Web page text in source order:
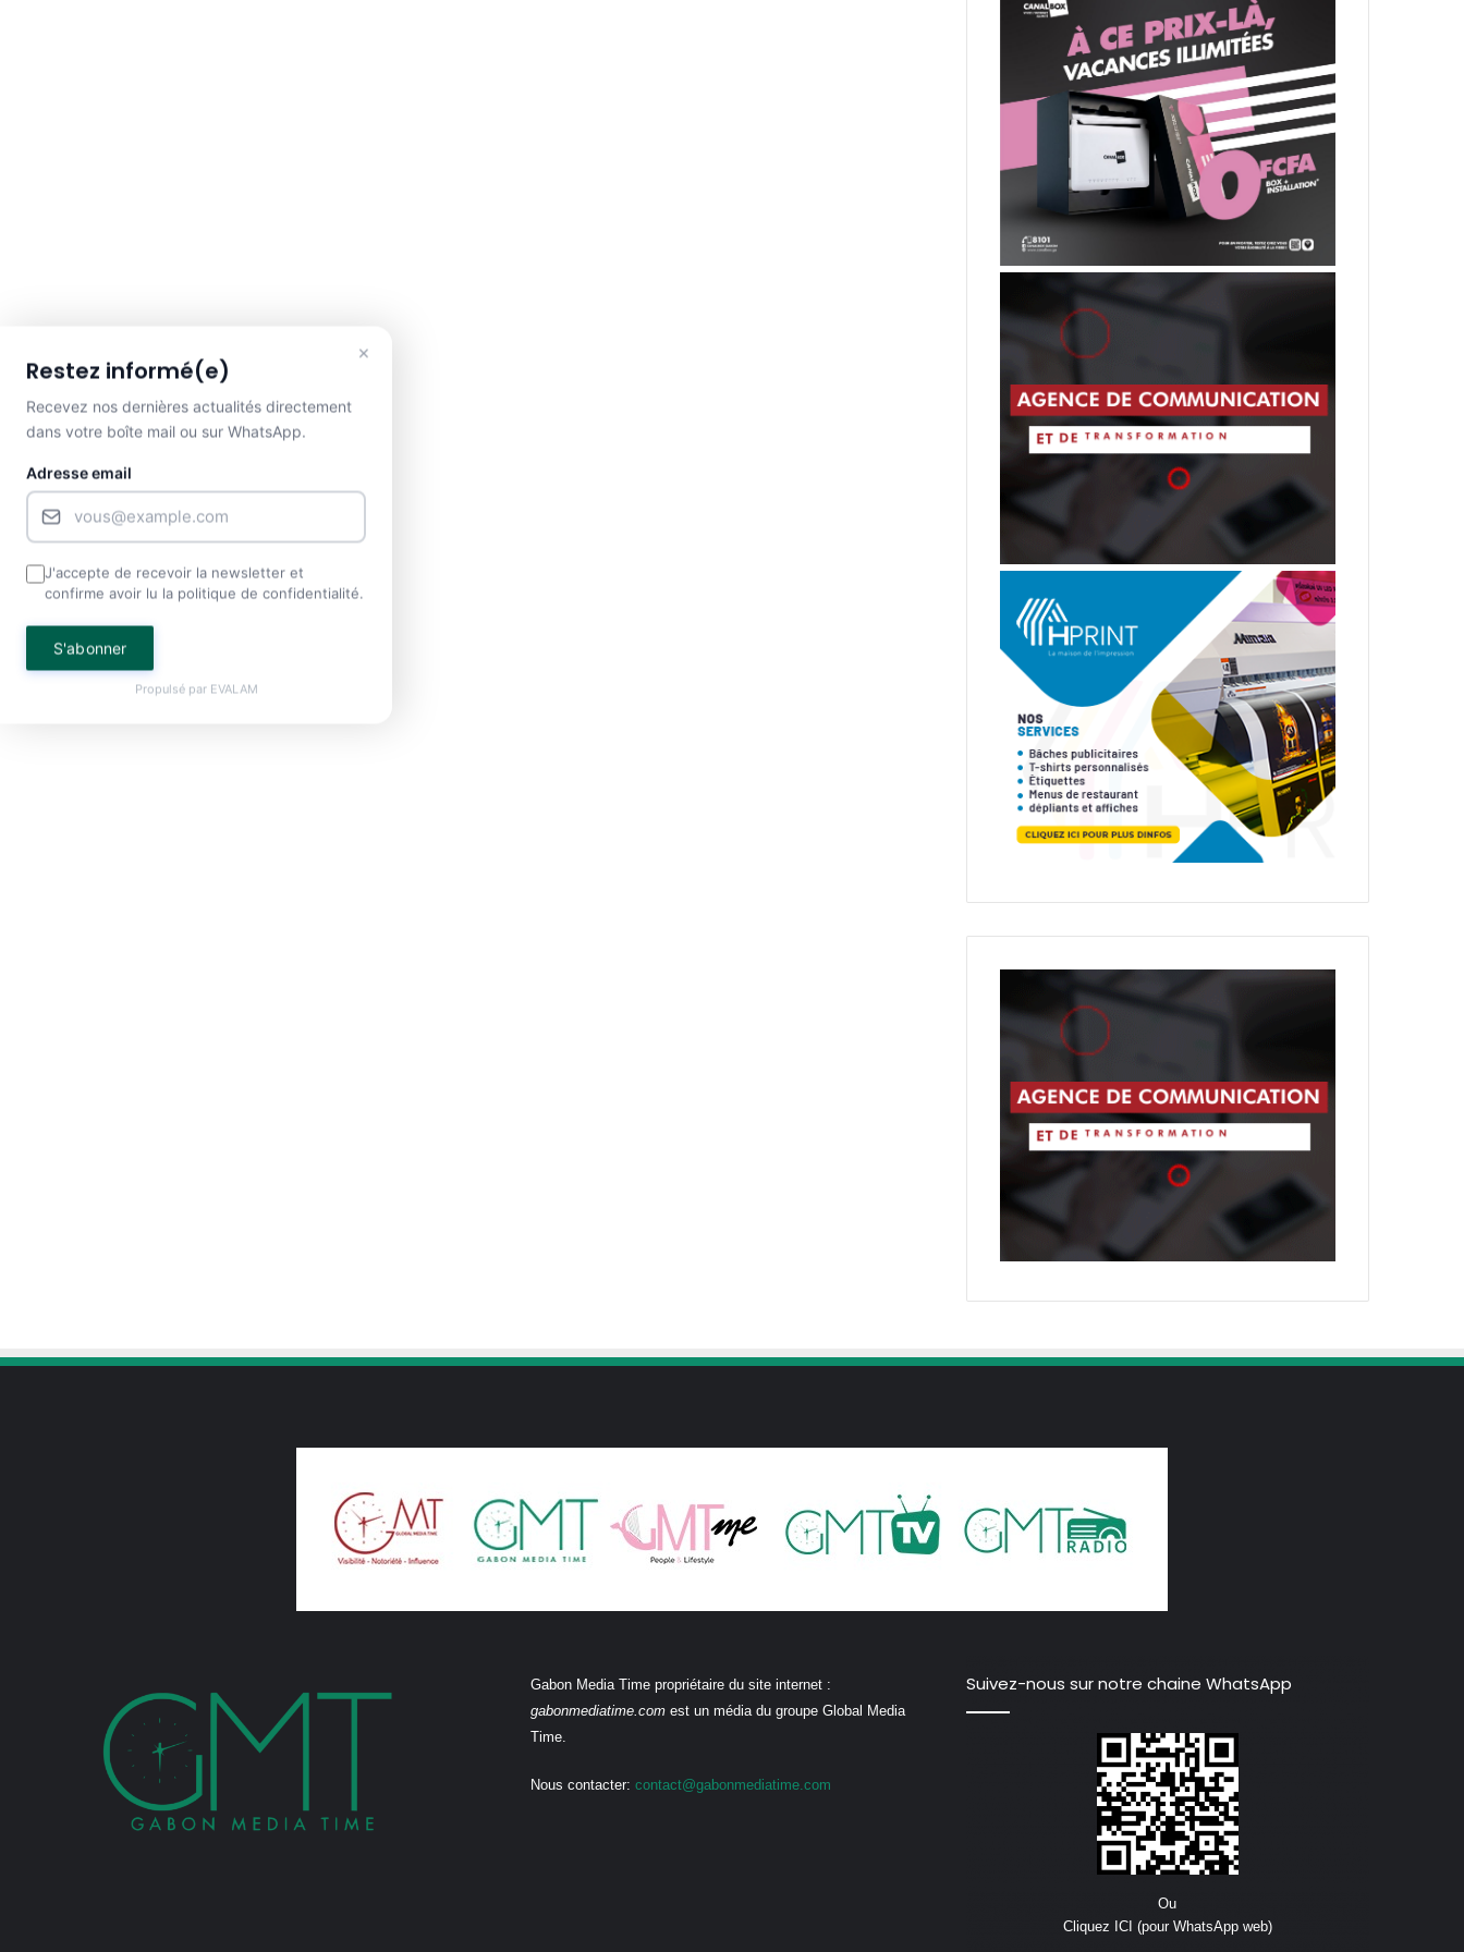
Gabon Media Time propriétaire du site internet :
gabonmediatime.comest un média du groupe Global Media
Time.
Nous contacter: contact@gabonmediatime.com
Suivez-nous sur notre chaine WhatsApp
Ou
Cliquez ICI (pour WhatsApp web)
×
Restez informé(e)
Recevez nos dernières actualités directement
dans votre boîte mail ou sur WhatsApp.
Adresse email
J'accepte de recevoir la newsletter et
confirme avoir lu la politique de confidentialité.
S'abonner
Propulsé par EVALAM